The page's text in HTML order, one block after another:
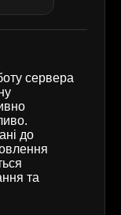
сервера
до
та